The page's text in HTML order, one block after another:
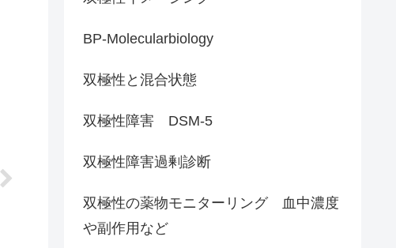
BP-Molecularbiology
双極性と混合状態
双極性障害 DSM-5
双極性障害過剰診断
双極性の薬物モニターリング 血中濃度
や副作用など